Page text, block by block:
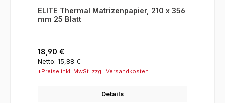
ELITE Thermal Matrizenpapier, 210 x 356
mm 25 Blatt
Regulärer Preis:
18,90 €
Netto: 15,88 €
*Preise inkl. MwSt. zzgl. Versandkosten
Details